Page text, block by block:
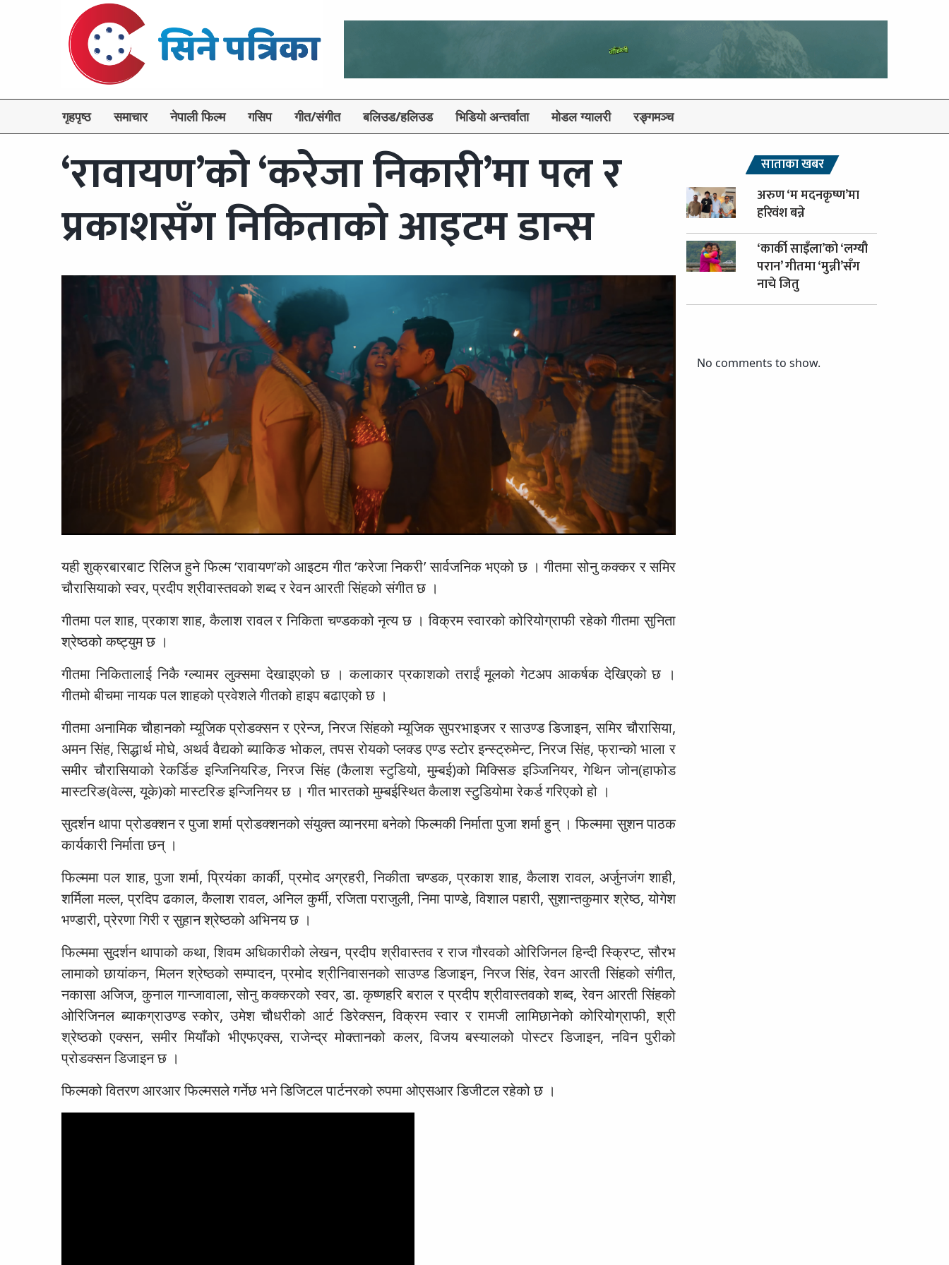
गृहपृष्ठ समाचार नेपाली फिल्म गसिप गीत/संगीत बलिउड/हलिउड भिडियो अन्तर्वाता मोडल ग्यालरी रङ्गमञ्च
‘रावायण’को ‘करेजा निकारी’मा पल र
प्रकाशसँग निकिताको आइटम डान्स
यही शुक्रबारबाट रिलिज हुने फिल्म ‘रावायण’को आइटम गीत ‘करेजा निकरी’ सार्वजनिक भएको छ । गीतमा सोनु कक्कर र समिर
चौरासियाको स्वर, प्रदीप श्रीवास्तवको शब्द र रेवन आरती सिंहको संगीत छ ।
गीतमा पल शाह, प्रकाश शाह, कैलाश रावल र निकिता चण्डकको नृत्य छ । विक्रम स्वारको कोरियोग्राफी रहेको गीतमा सुनिता
श्रेष्ठको कष्ट्युम छ ।
गीतमा निकितालाई निकै ग्ल्यामर लुक्समा देखाइएको छ । कलाकार प्रकाशको तराईं मूलको गेटअप आकर्षक देखिएको छ ।
गीतमो बीचमा नायक पल शाहको प्रवेशले गीतको हाइप बढाएको छ ।
गीतमा अनामिक चौहानको म्यूजिक प्रोडक्सन र एरेन्ज, निरज सिंहको म्यूजिक सुपरभाइजर र साउण्ड डिजाइन, समिर चौरासिया,
अमन सिंह, सिद्धार्थ मोघे, अथर्व वैद्यको ब्याकिङ भोकल, तपस रोयको प्लक्ड एण्ड स्टोर इन्स्ट्रुमेन्ट, निरज सिंह, फ्रान्को भाला र
समीर चौरासियाको रेकर्डिङ इन्जिनियरिङ, निरज सिंह (कैलाश स्टुडियो, मुम्बई)को मिक्सिङ इञ्जिनियर, गेथिन जोन(हाफोड
मास्टरिङ(वेल्स, यूके)को मास्टरिङ इन्जिनियर छ । गीत भारतको मुम्बईस्थित कैलाश स्टुडियोमा रेकर्ड गरिएको हो ।
सुदर्शन थापा प्रोडक्शन र पुजा शर्मा प्रोडक्शनको संयुक्त व्यानरमा बनेको फिल्मकी निर्माता पुजा शर्मा हुन् । फिल्ममा सुशन पाठक
कार्यकारी निर्माता छन् ।
फिल्ममा पल शाह, पुजा शर्मा, प्रियंका कार्की, प्रमोद अग्रहरी, निकीता चण्डक, प्रकाश शाह, कैलाश रावल, अर्जुनजंग शाही,
शर्मिला मल्ल, प्रदिप ढकाल, कैलाश रावल, अनिल कुर्मी, रजिता पराजुली, निमा पाण्डे, विशाल पहारी, सुशान्तकुमार श्रेष्ठ, योगेश
भण्डारी, प्रेरणा गिरी र सुहान श्रेष्ठको अभिनय छ ।
फिल्ममा सुदर्शन थापाको कथा, शिवम अधिकारीको लेखन, प्रदीप श्रीवास्तव र राज गौरवको ओरिजिनल हिन्दी स्क्रिप्ट, सौरभ
लामाको छायांकन, मिलन श्रेष्ठको सम्पादन, प्रमोद श्रीनिवासनको साउण्ड डिजाइन, निरज सिंह, रेवन आरती सिंहको संगीत,
नकासा अजिज, कुनाल गान्जावाला, सोनु कक्करको स्वर, डा. कृष्णहरि बराल र प्रदीप श्रीवास्तवको शब्द, रेवन आरती सिंहको
ओरिजिनल ब्याकग्राउण्ड स्कोर, उमेश चौधरीको आर्ट डिरेक्सन, विक्रम स्वार र रामजी लामिछानेको कोरियोग्राफी, श्री
श्रेष्ठको एक्सन, समीर मियाँको भीएफएक्स, राजेन्द्र मोक्तानको कलर, विजय बस्यालको पोस्टर डिजाइन, नविन पुरीको
प्रोडक्सन डिजाइन छ ।
फिल्मको वितरण आरआर फिल्मसले गर्नेछ भने डिजिटल पार्टनरको रुपमा ओएसआर डिजीटल रहेको छ ।
साताका खबर
अरुण ‘म मदनकृष्ण’मा
हरिवंश बन्ने
‘कार्की साइँला’को ‘लग्यौ
परान’ गीतमा ‘मुन्नी’सँग
नाचे जितु
No comments to show.